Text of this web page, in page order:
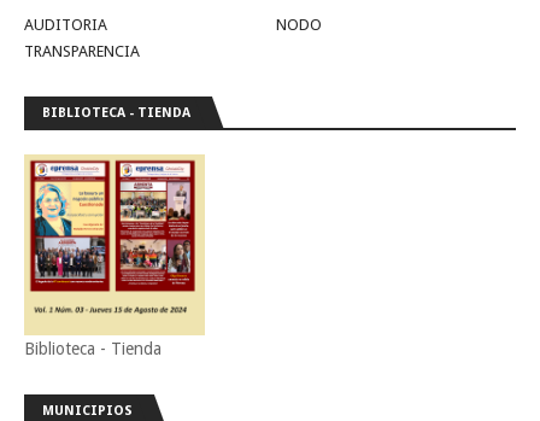
AUDITORIA
NODO
TRANSPARENCIA
BIBLIOTECA - TIENDA
Biblioteca - Tienda
MUNICIPIOS